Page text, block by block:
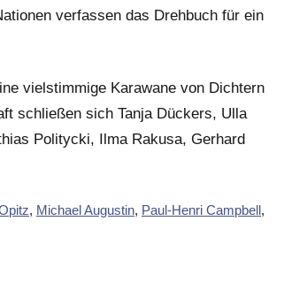
verfassen das Drehbuch für ein
vielstimmige Karawane von Dichtern
schließen sich Tanja Dückers, Ulla
Politycki, Ilma Rakusa, Gerhard
, Michael Augustin, Paul-Henri Campbell,